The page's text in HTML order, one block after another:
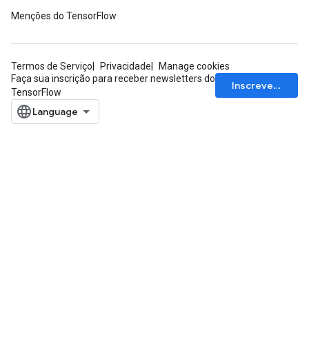
Menções do TensorFlow
Termos de Serviço Privacidade
Manage cookies
Faça sua inscrição para receber newsletters do
TensorFlow
Inscrever-se